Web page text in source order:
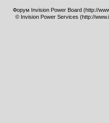
Форум Invision Power Board (http://
© Invision Power Services (http://